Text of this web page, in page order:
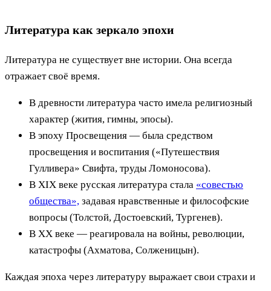
Литература как зеркало эпохи
Литература не существует вне истории. Она всегда
отражает своё время.
В древности литература часто имела религиозный
характер (жития, гимны, эпосы).
В эпоху Просвещения — была средством
просвещения и воспитания («Путешествия
Гулливера» Свифта, труды Ломоносова).
В XIX веке русская литература стала «совестью
общества», задавая нравственные и философские
вопросы (Толстой, Достоевский, Тургенев).
В XX веке — реагировала на войны, революции,
катастрофы (Ахматова, Солженицын).
Каждая эпоха через литературу выражает свои страхи и